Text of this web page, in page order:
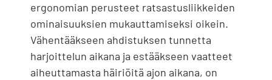
ergonomian perusteet ratsastusliikkeiden
ominaisuuksien mukauttamiseksi oikein.
Vähentääkseen ahdistuksen tunnetta
harjoittelun aikana ja estääkseen vaatteet
aiheuttamasta häiriöitä ajon aikana, on